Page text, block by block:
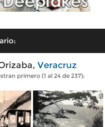
Veracruz
primero (1 al 24 de 237):